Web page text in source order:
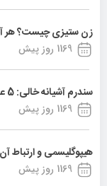
زن ستیزی چیست؟ هر
1169 روز پیش
سندرم آشیانه خالی: 5 علامت و نشانه آن
1169 روز پیش
هیپوگلیسمی و ارتباط آن
1169 روز پیش